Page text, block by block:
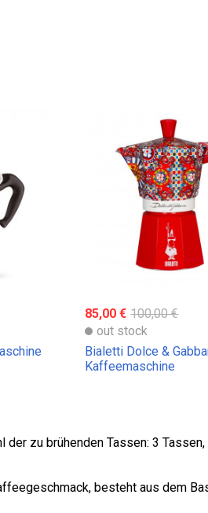
85,00 € 100,00 €
out stock
Bialetti Dolce &
Kaffeemaschine
zu brühenden Tassen: 3
besteht aus dem